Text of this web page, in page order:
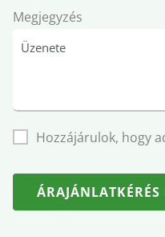
Megjegyzés
Hozzájárulok, hogy
ÁRAJÁNLATKÉRÉS